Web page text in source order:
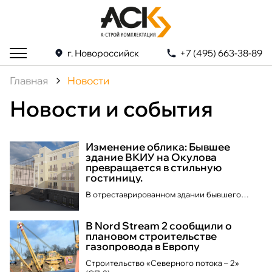
г. Новороссийск +7 (495) 663-38-89
Главная Новости
Новости и события
Изменение облика: Бывшее
здание ВКИУ на Окулова
превращается в стильную
гостиницу.
В отреставрированном здании бывшего
спа-центром. Решение о внешнем облике
гостиницы было согласовано властями, и мы,
команда "А-Строй Комплектация", гордимся
участие в этом увлекательном проекте.
В Nord Stream 2 сообщили о
плановом строительстве
газопровода в Европу
Строительство «Северного потока – 2»